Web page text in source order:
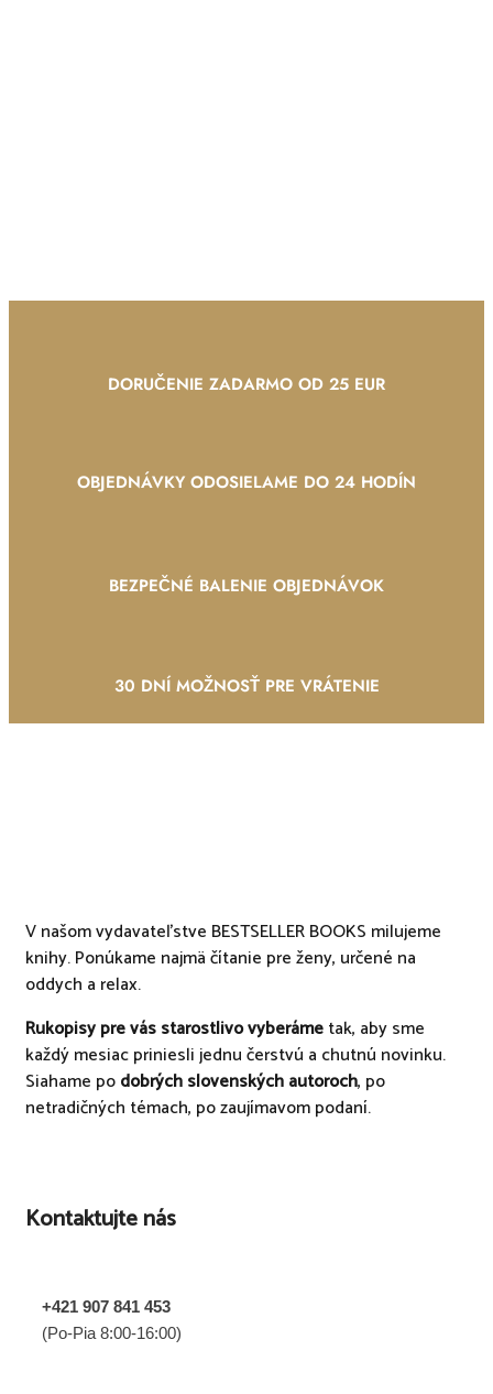
DORUČENIE ZADARMO OD 25 EUR
OBJEDNÁVKY ODOSIELAME DO 24 HODÍN
BEZPEČNÉ BALENIE OBJEDNÁVOK
30 DNÍ MOŽNOSŤ PRE VRÁTENIE
V našom vydavateľstve BESTSELLER BOOKS milujeme
knihy. Ponúkame najmä čítanie pre ženy, určené na
oddych a relax.
Rukopisy pre vás starostlivo vyberámetak, aby sme
každý mesiac priniesli jednu čerstvú a chutnú novinku.
Siahame podobrých slovenských autoroch, po
netradičných témach, po zaujímavom podaní.
Kontaktujte nás
+421 907 841 453
(Po-Pia 8:00-16:00)